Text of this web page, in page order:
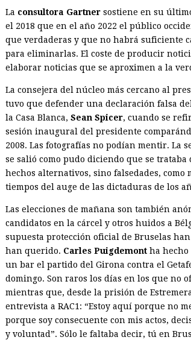
La consultora Gartner sostiene en su
el 2018 que en el año 2022 el público
que verdaderas y que no habrá suficiente
para eliminarlas. El coste de producir
elaborar noticias que se aproximen a la
La consejera del núcleo más cercano al
tuvo que defender una declaración falsa
la Casa Blanca, Sean Spicer, cuando se
sesión inaugural del presidente
2008. Las fotografías no podían mentir. La
se salió como pudo diciendo que se trataba
hechos alternativos, sino falsedades, como
tiempos del auge de las dictaduras de los
Las elecciones de mañana son también
candidatos en la cárcel y otros huidos a
supuesta protección oficial de Bruselas
han querido. Carles Puigdemont ha
un bar el partido del Girona contra el
domingo. Son raros los días en los que no
mientras que, desde la prisión de
entrevista a RAC1: “Estoy aquí porque no
porque soy consecuente con mis actos,
y voluntad”. Sólo le faltaba decir, tú en